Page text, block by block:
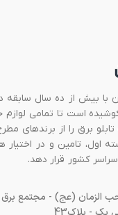
با بیش از ده سال
است تا تمامی لوازم
برق را از برندهای
اول، تامین و در اختیار
کشور قرار دهد.
الزمان (عج) - مجتمع برق